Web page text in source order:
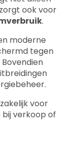
ook voor
.
moderne
tegen
voor
bij verkoop of